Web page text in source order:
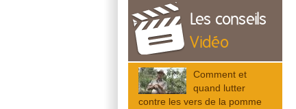
Les conseils
Vidéo
Comment et
quand lutter
contre les vers de la pomme